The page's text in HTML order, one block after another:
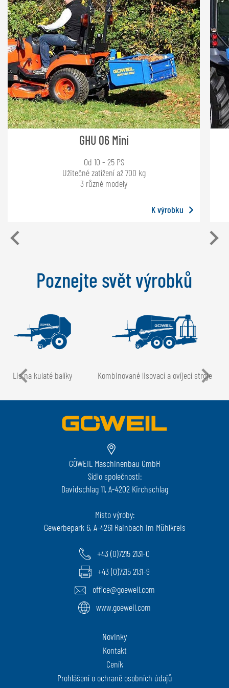
GHU 06 Mini
Od 10 - 25 PS
Užitečné zatížení až 700 kg
3 různé modely
K výrobku
Poznejte svět výrobků
Lis na kulaté balíky Kombinované lisovací a ovíjecí stroje
GÖWEIL Maschinenbau GmbH
Sídlo společnosti:
Davidschlag 11, A-4202 Kirchschlag
Místo výroby:
Gewerbepark 6, A-4261 Rainbach im Mühlkreis
+43 (0)7215 2131-0
+43 (0)7215 2131-9
office@goeweil.com
www.goeweil.com
Novinky
Kontakt
Ceník
Prohlášení o ochraně osobních údajů